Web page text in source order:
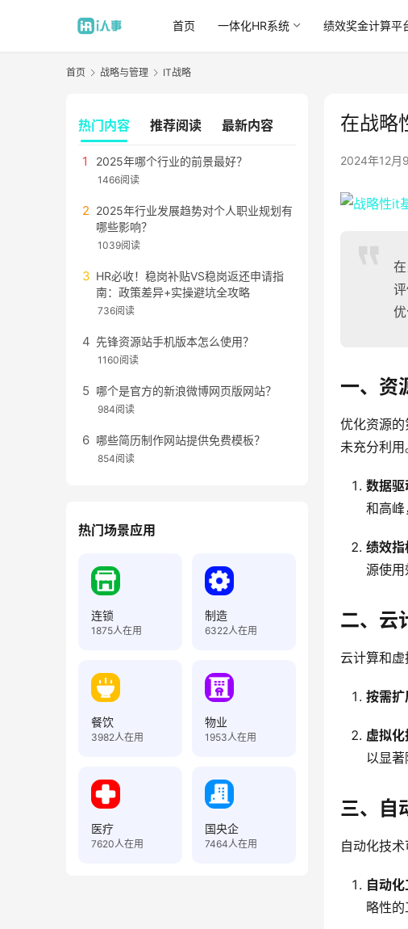
首页 一体化HR系统 绩效奖金计算平
首页 战略与管理 IT战略
在战略
2024年12月
一、资
优化资源
未充分利用
数据
和高峰
绩效指
源使用
二、云
云计算和虚
按需扩
虚拟
以显著
三、自
自动化技
自动
略性的
热门内容 推荐阅读 最新内容
2025年哪个行业的前景最好？
1466阅读
2025年行业发展趋势对个人职业规划有
哪些影响？
1039阅读
HR必收！稳岗补贴VS稳岗返还申请指
南：政策差异+实操避坑全攻略
736阅读
先锋资源站手机版本怎么使用？
1160阅读
哪个是官方的新浪微博网页版网站？
984阅读
哪些简历制作网站提供免费模板？
854阅读
热门场景应用
连锁
1875人在用
制造
6322人在用
餐饮
3982人在用
物业
1953人在用
医疗
7620人在用
国央企
7464人在用